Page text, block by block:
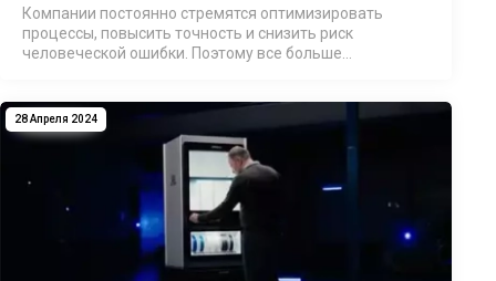
Компании постоянно стремятся оптимизировать
процессы, повысить точность и снизить риск
человеческой ошибки. Поэтому все больше
одним из сам…
28 Апреля 2024